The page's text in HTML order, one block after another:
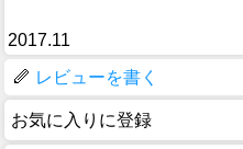
2017.11
レビューを書く
お気に入りに登録